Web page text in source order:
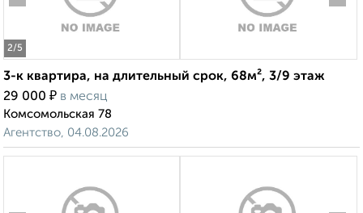
2/5
3-к квартира, на длительный срок, 68м², 3/9 этаж
29 000 ₽ в месяц
Комсомольская 78
Агентство, 04.08.2026